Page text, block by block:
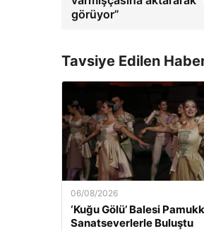
görüyor”
Tavsiye Edilen
06/08/2026
‘Kuğu Gölü’ Balesi
Sanatseverlerle Buluştu